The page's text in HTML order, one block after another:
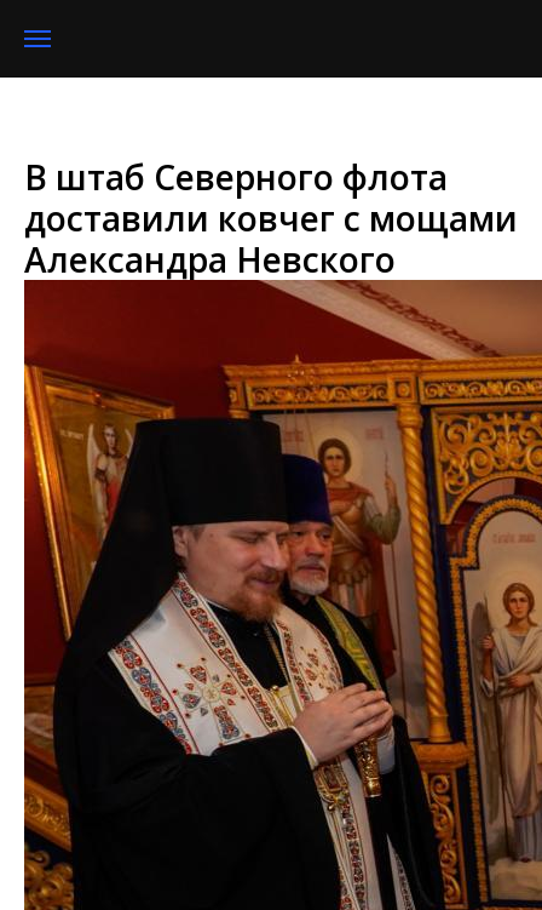
В штаб Северного флота
доставили ковчег с мощами
Александра Невского